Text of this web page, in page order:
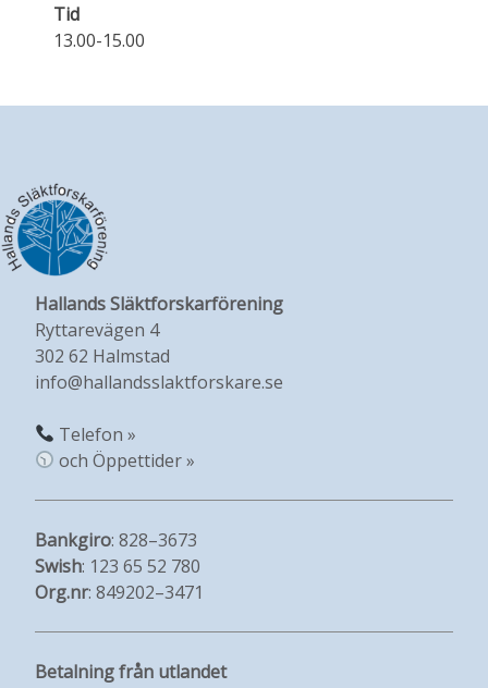
Tid
13.00-15.00
Hallands Släktforskarförening
Ryttarevägen 4
302 62 Halmstad
info@hallandsslaktforskare.se
Telefon »
och Öppettider »
Bankgiro: 828–3673
Swish: 123 65 52 780
Org.nr: 849202–3471
Betalning från utlandet